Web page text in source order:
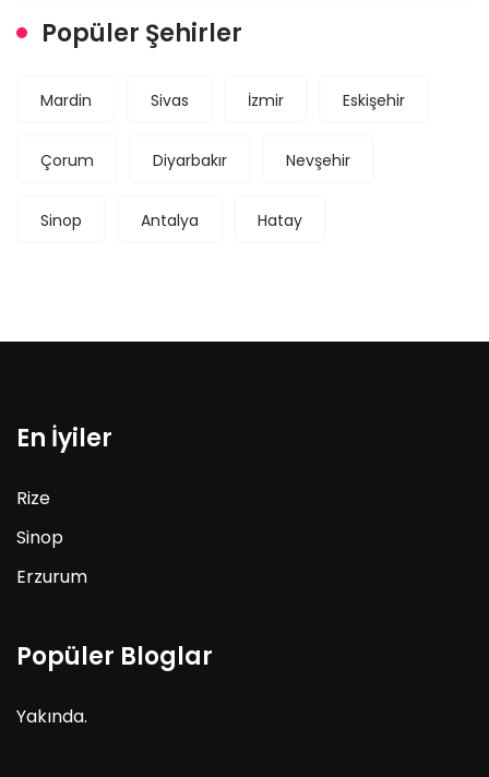
Popüler Şehirler
Mardin Sivas İzmir Eskişehir
Çorum Diyarbakır Nevşehir
Sinop Antalya Hatay
En İyiler
Rize
Sinop
Erzurum
Popüler Bloglar
Yakında.